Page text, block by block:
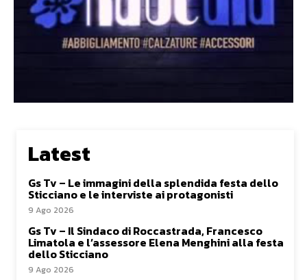
Latest
Gs Tv – Le immagini della splendida festa dello
Sticciano e le interviste ai protagonisti
9 Ago 2026
Gs Tv – Il Sindaco di Roccastrada, Francesco
Limatola e l’assessore Elena Menghini alla festa
dello Sticciano
9 Ago 2026